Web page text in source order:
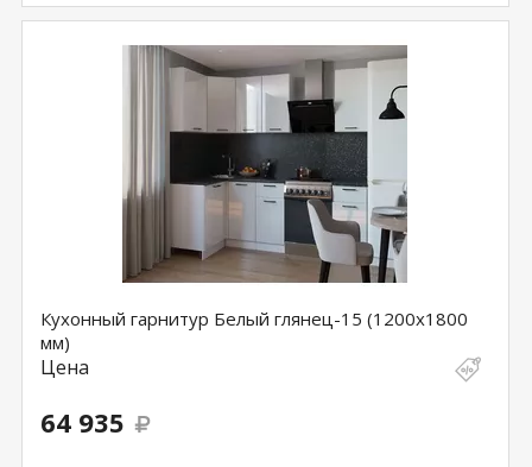
Кухонный гарнитур Белый глянец-15 (1200х1800
мм)
Цена
64 935